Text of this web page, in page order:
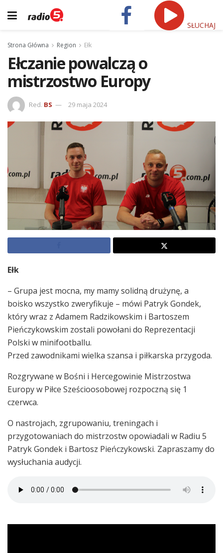
SŁUCHAJ
Strona Główna Region Ełk
Ełczanie powalczą o
mistrzostwo Europy
Red. BS 29 maja 2024
Ełk
– Grupa jest mocna, my mamy solidną drużynę, a
boisko wszystko zweryfikuje – mówi Patryk Gondek,
który wraz z Adamem Radzikowskim i Bartoszem
Pieńczykowskim zostali powołani do Reprezentacji
Polski w minifootballu.
Przed zawodnikami wielka szansa i piłkarska przygoda.
Rozgrywane w Bośni i Hercegowinie Mistrzostwa
Europy w Piłce Sześcioosobowej rozpoczną się 1
czerwca.
O nastrojach, zgrupowaniu, treningach i
przygotowaniach do mistrzostw opowiadali w Radiu 5
Patryk Gondek i Bartosz Pieńczykowski. Zapraszamy do
wysłuchania audycji.